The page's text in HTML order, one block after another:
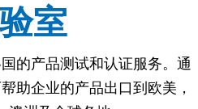
室
的产品测试和认证服务。通
助企业的产品出口到欧美，